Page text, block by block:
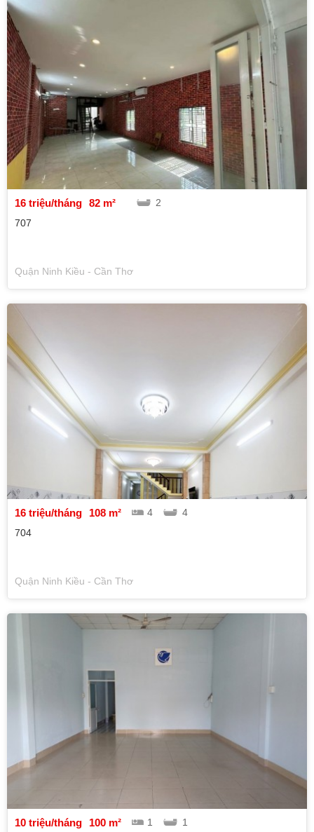
16 triệu/tháng 82 m²
2
707
Quận Ninh Kiều - Cần Thơ
16 triệu/tháng 108 m² 4
4
704
Quận Ninh Kiều - Cần Thơ
10 triệu/tháng 100 m² 1
1